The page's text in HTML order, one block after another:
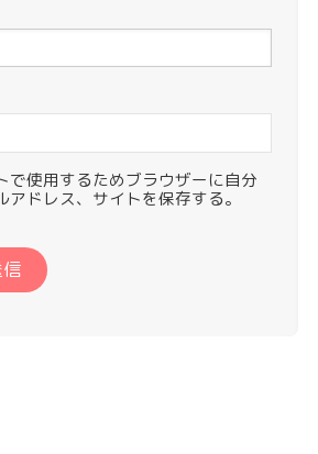
で使用するためブラウザーに自分
アドレス、サイトを保存する。